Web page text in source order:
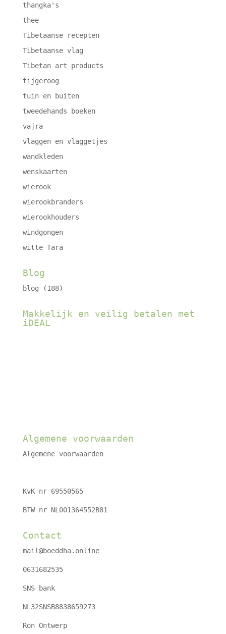
thangka's
thee
Tibetaanse recepten
Tibetaanse vlag
Tibetan art products
tijgeroog
tuin en buiten
tweedehands boeken
vajra
vlaggen en vlaggetjes
wandkleden
wenskaarten
wierook
wierookbranders
wierookhouders
windgongen
witte Tara
Blog
blog (188)
Makkelijk en veilig betalen met
iDEAL
Algemene voorwaarden
Algemene voorwaarden
KvK nr 69550565
BTW nr NL001364552B81
Contact
mail@boeddha.online
0631682535
SNS bank
NL32SNSB8838659273
Ron Ontwerp